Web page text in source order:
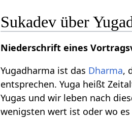
Sukadev über
Niederschrift eines
Yugadharma ist das Dharma,
entsprechen. Yuga heißt
Yugas und wir leben nach
wenigsten wert ist oder wo